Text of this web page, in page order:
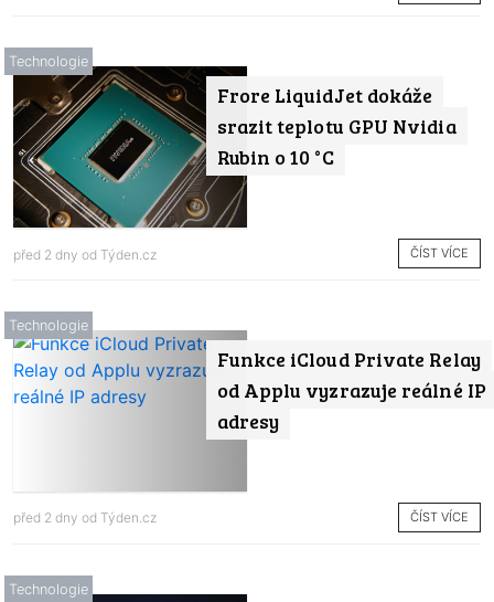
Frore LiquidJet dokáže
srazit teplotu GPU Nvidia
Rubin o 10 °C
Technologie
před 2 dny od Týden.cz ČÍST VÍCE
Funkce iCloud Private Relay
od Applu vyzrazuje reálné IP
adresy
Technologie
před 2 dny od Týden.cz ČÍST VÍCE
Technologie